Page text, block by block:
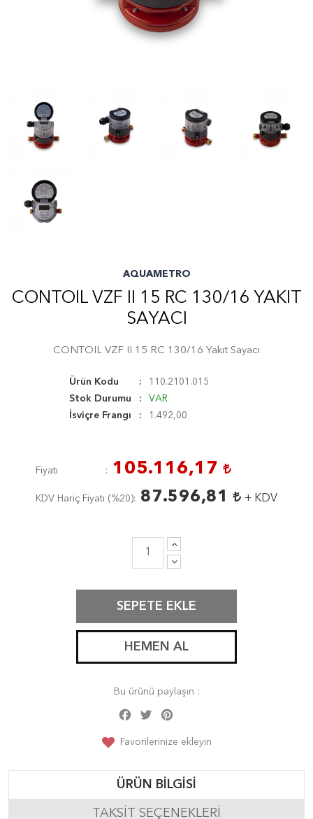
AQUAMETRO
CONTOIL VZF II 15 RC 130/16 YAKIT
SAYACI
CONTOIL VZF II 15 RC 130/16 Yakıt Sayacı
Ürün Kodu
110.2101.015
Stok Durumu
VAR
İsviçre Frangı
1.492,00
Fiyatı 105.116,17
KDV Hariç Fiyatı ( %20 ) 87.596,81 + KDV
SEPETE EKLE
HEMEN AL
Bu ürünü paylaşın :
Facebook
Twitter
Favorilerinize ekleyin
ÜRÜN BILGISI
TAKSIT SEÇENEKLERI